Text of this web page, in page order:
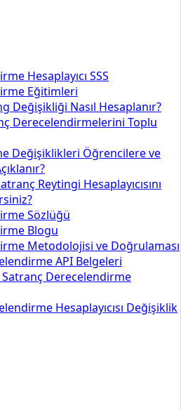
Hesaplayıcı SSS
Eğitimleri
Değişikliği Nasıl Hesaplanır?
Derecelendirmelerini Toplu
Değişiklikleri Öğrencilere ve
Reytingi Hesaplayıcısını
Sözlüğü
Blogu
Metodolojisi ve Doğrulaması
API Belgeleri
Derecelendirme
Hesaplayıcısı Değişiklik